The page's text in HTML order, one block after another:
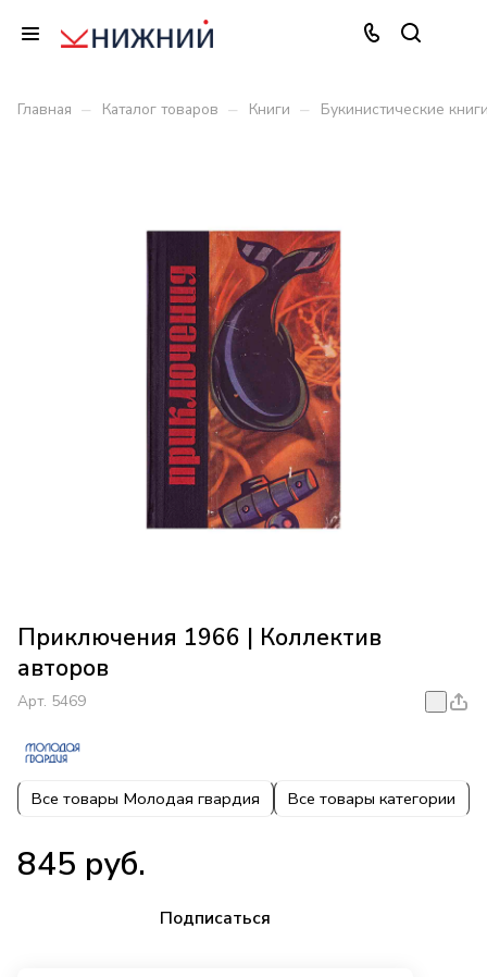
Главная – Каталог товаров – Книги – Букинистические
Приключения 1966 | Коллектив
авторов
Арт. 5469
Все товары Молодая гвардия Все товары категории
845 руб.
Подписаться